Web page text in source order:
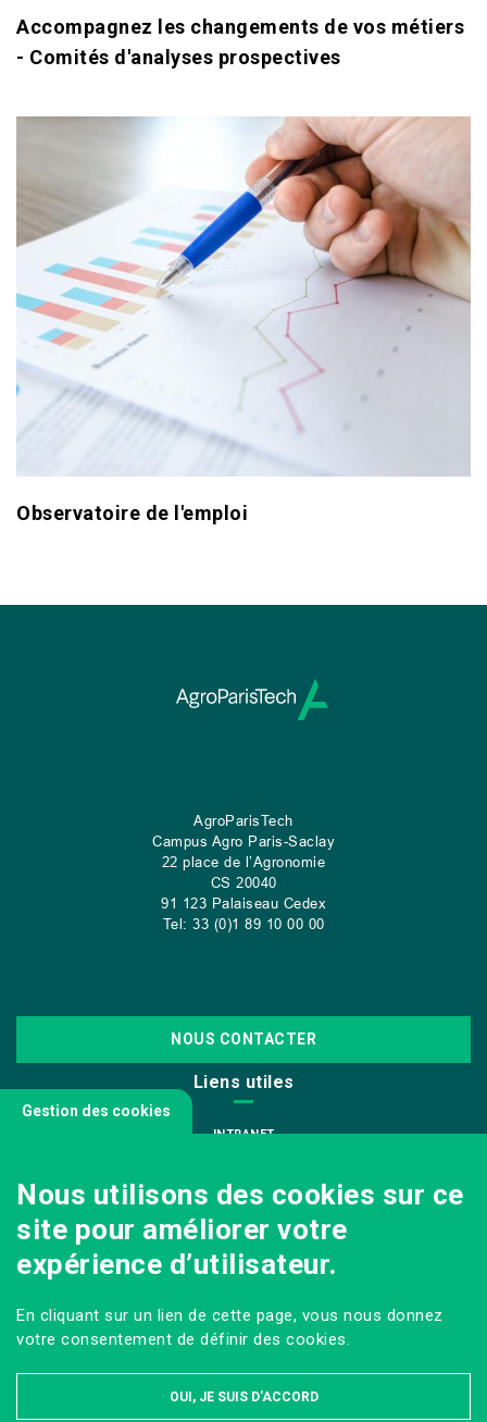
Accompagnez les changements de vos métiers
- Comités d'analyses prospectives
Observatoire de l'emploi
AgroParisTech
Campus Agro Paris-Saclay
22 place de l’Agronomie
CS 20040
91 123 Palaiseau Cedex
Tel: 33 (0)1 89 10 00 00
NOUS CONTACTER
Liens utiles
INTRANET
INFODOC
PÔLE IMAGE
PRESSE
Sur les réseaux
Gestion des cookies
Nous utilisons des cookies sur ce
site pour améliorer votre
expérience d’utilisateur.
En cliquant sur un lien de cette page, vous nous donnez
votre consentement de définir des cookies.
OUI, JE SUIS D'ACCORD